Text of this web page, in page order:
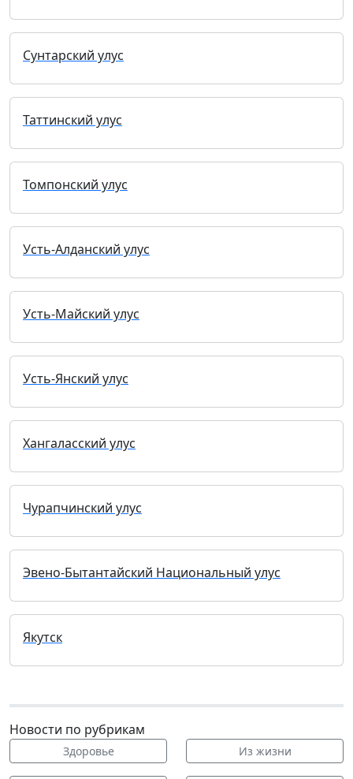
Сунтарский улус
Таттинский улус
Томпонский улус
Усть-Алданский улус
Усть-Майский улус
Усть-Янский улус
Хангаласский улус
Чурапчинский улус
Эвено-Бытантайский Национальный улус
Якутск
Новости по рубрикам
Здоровье Из жизни